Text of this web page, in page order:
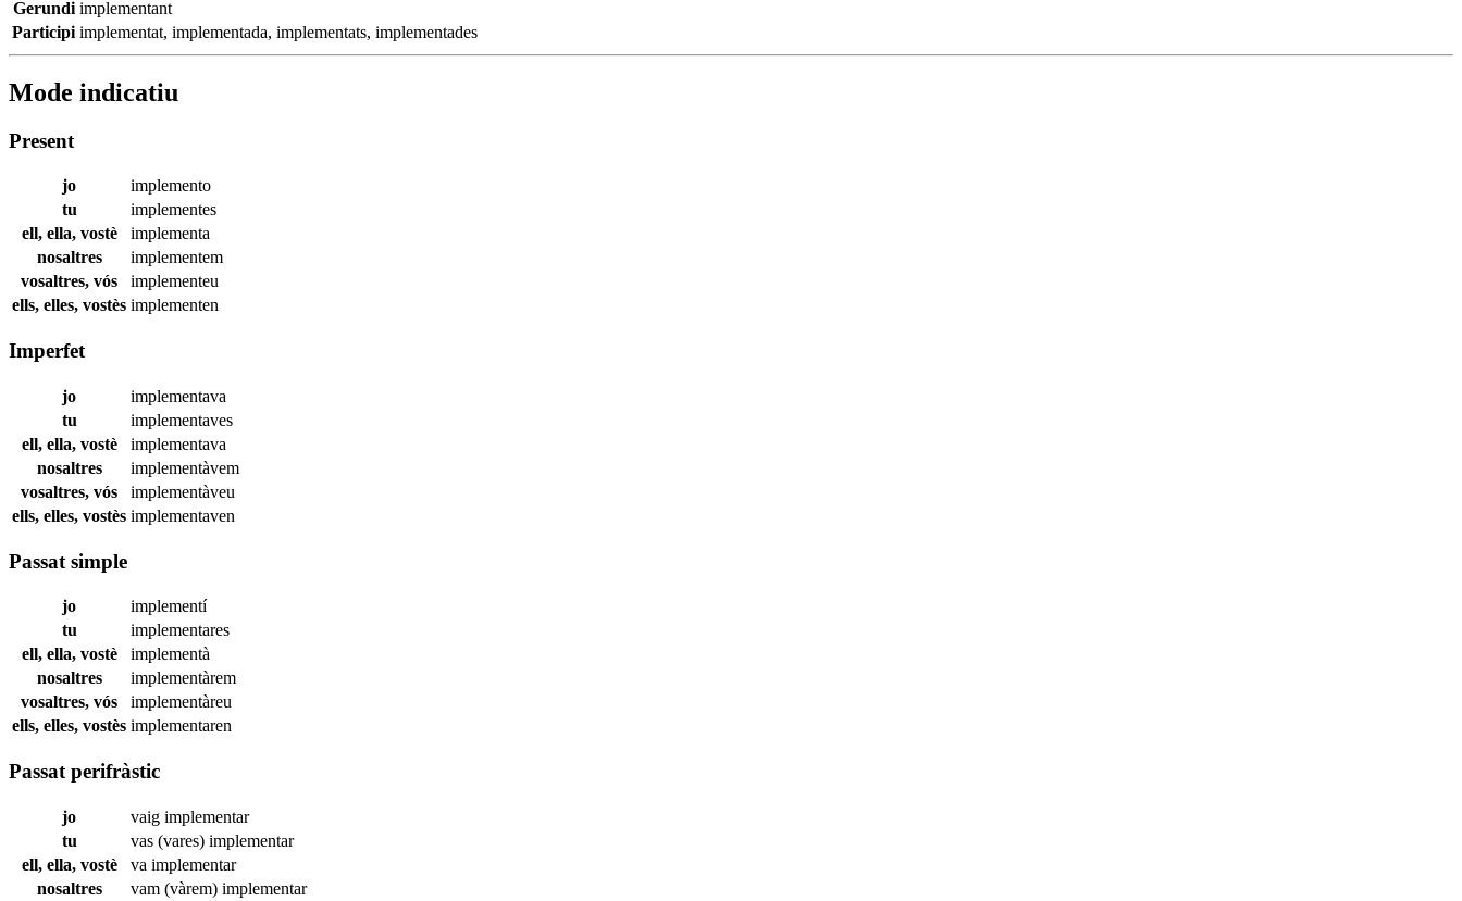
Gerundi implementant
Participi implementat, implementada, implementats, implementades
Mode indicatiu
Present
jo
implemento
tu
implementes
ell, ella, vostè
implementa
nosaltres
implementem
vosaltres, vós
implementeu
ells, elles, vostès implementen
Imperfet
jo
implementava
tu
implementaves
ell, ella, vostè
implementava
nosaltres
implementàvem
vosaltres, vós
implementàveu
ells, elles, vostès implementaven
Passat simple
jo
implementí
tu
implementares
ell, ella, vostè
implementà
nosaltres
implementàrem
vosaltres, vós
implementàreu
ells, elles, vostès implementaren
Passat perifràstic
jo vaig implementar
tu
vas (vares) implementar
ell, ella, vostè
va implementar
nosaltres
vam (vàrem) implementar